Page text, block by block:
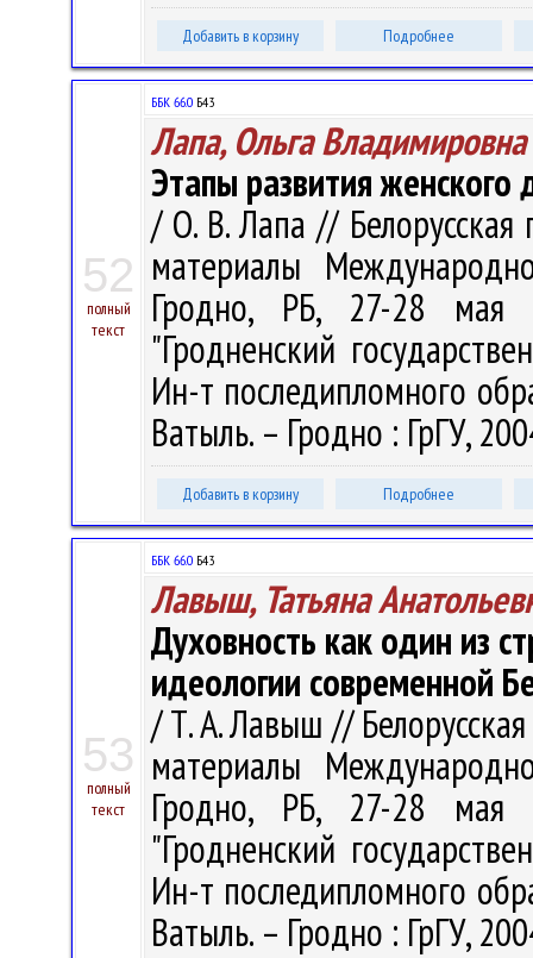
Добавить в корзину Подробнее
52
полный
текст
ББК 66.0 Б43
Лапа, Ольга Владимировна
Этапы развития женского
/ О. В. Лапа // Белорусская
материалы
Гродно, РБ, 27-28 мая
"Гродненский
Ин-т последипломного
Ватыль. – Гродно : ГрГУ,
Добавить в корзину Подробнее
53
полный
текст
ББК 66.0 Б43
Лавыш, Татьяна
Духовность как один из
идеологии современной
/ Т. А. Лавыш //
материалы
Гродно, РБ, 27-28 мая
"Гродненский
Ин-т последипломного
Ватыль. – Гродно : ГрГУ,